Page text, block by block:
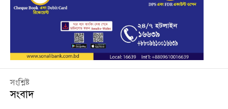
সংশ্লিষ্ট
সংবাদ